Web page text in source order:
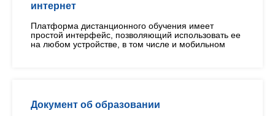
интернет
Платформа дистанционного обучения имеет
простой интерфейс, позволяющий использовать ее
на любом устройстве, в том числе и мобильном
Документ об образовании